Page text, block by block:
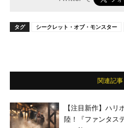
タグ シークレット・オブ・モンスター
関連記事
【注目新作】ハリ
陸！『ファンタス